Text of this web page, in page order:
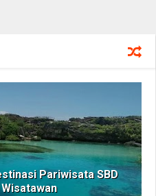
Pariwisata SBD